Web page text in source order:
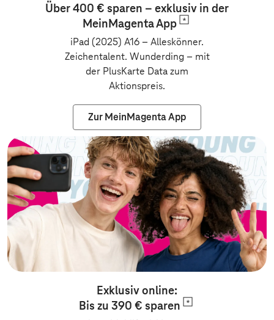
Über 400 € sparen – exklusiv in der
MeinMagentaApp
iPad (2025) A16 – Alleskönner.
Zeichentalent. Wunderding – mit
der PlusKarte Data zum
Aktionspreis.
Zur MeinMagenta App
Zur
Exklusiv online:
Bis zu 390 € sparen